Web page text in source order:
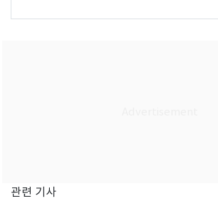
관련 기사